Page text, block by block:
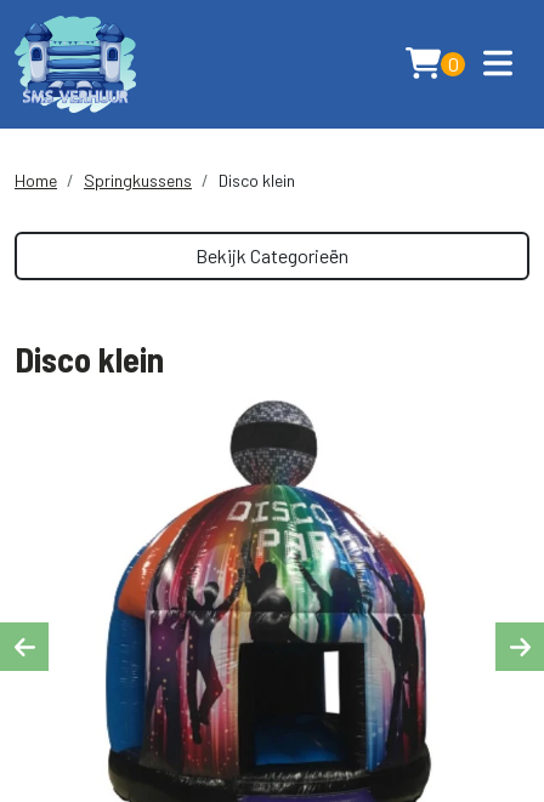
0
Home Springkussens Disco klein
Bekijk Categorieën
Disco klein
Previous